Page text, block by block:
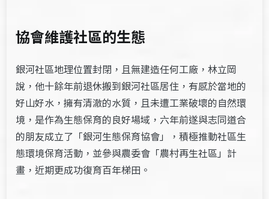
協會維護社區的生態
銀河社區地理位置封閉，且無建造任何工廠，林立岡
說，他十餘年前退休搬到銀河社區居住，有感於當地的
好山好水，擁有清澈的水質，且未遭工業破壞的自然環
境，是作為生態保育的良好場域，六年前遂與志同道合
的朋友成立了「銀河生態保育協會」，積極推動社區生
態環境保育活動，並參與農委會「農村再生社區」計
畫，近期更成功復育百年梯田。